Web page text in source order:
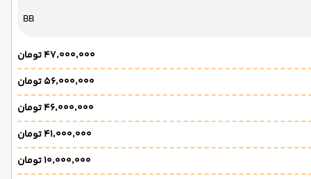
BB
۴۷٬۰۰۰٬۰۰۰ تومان
۵۶٬۰۰۰٬۰۰۰ تومان
۴۶٬۰۰۰٬۰۰۰ تومان
۴۱٬۰۰۰٬۰۰۰ تومان
۱۰٬۰۰۰٬۰۰۰ تومان